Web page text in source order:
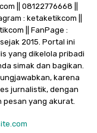
|| 08122776668 ||
: ketaketikcom ||
|| FanPage :
2015. Portal ini
yang dikelola pribadi
simak dan bagikan.
karena
jurnalistik, dengan
pesan yang akurat.